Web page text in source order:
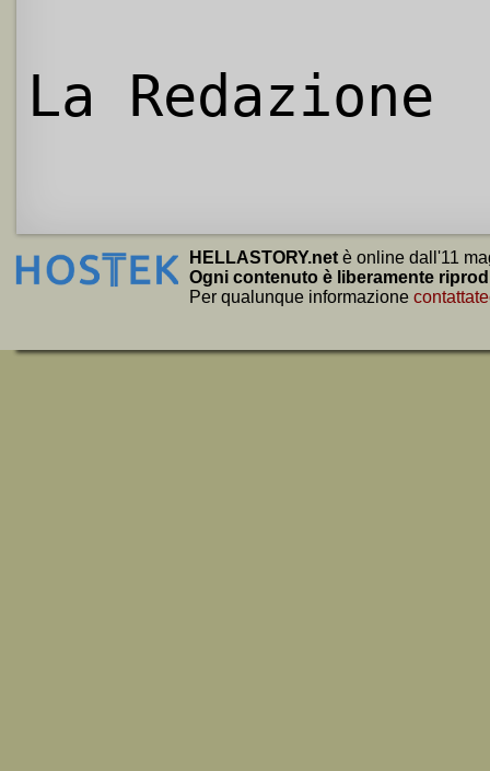
La Redazione
HELLASTORY.net è online dall'11
Ogni contenuto è liberamente
Per qualunque informazione